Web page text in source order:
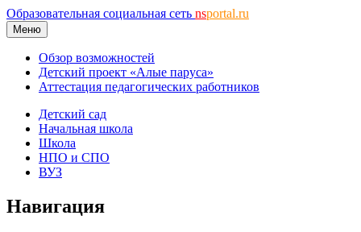
Образовательная социальная сеть nsportal.ru
Меню
Обзор возможностей
Детский проект «Алые паруса»
Аттестация педагогических работников
Детский сад
Начальная школа
Школа
НПО и СПО
ВУЗ
Навигация